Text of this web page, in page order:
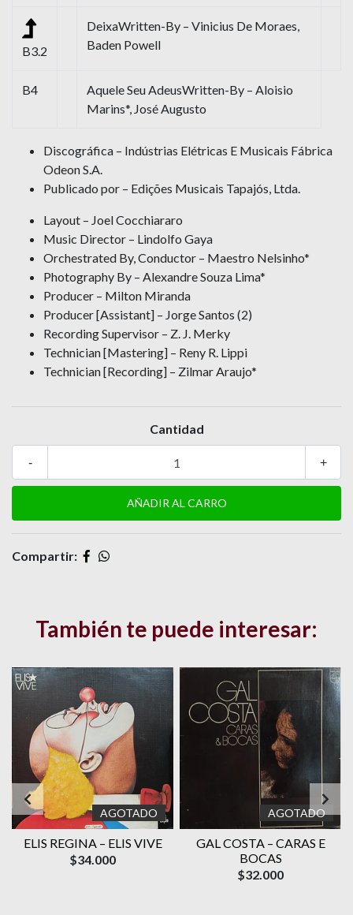
B3.2
DeixaWritten-By – Vinicius De Moraes,
Baden Powell
B4
Aquele Seu AdeusWritten-By – Aloisio
Marins*, José Augusto
Discográfica – Indústrias Elétricas E Musicais Fábrica
Odeon S.A.
Publicado por – Edições Musicais Tapajós, Ltda.
Layout – Joel Cocchiararo
Music Director – Lindolfo Gaya
Orchestrated By, Conductor – Maestro Nelsinho*
Photography By – Alexandre Souza Lima*
Producer – Milton Miranda
Producer [Assistant] – Jorge Santos (2)
Recording Supervisor – Z. J. Merky
Technician [Mastering] – Reny R. Lippi
Technician [Recording] – Zilmar Araujo*
Cantidad
+
-
Compartir:
También te puede interesar:
AGOTADO
ELIS REGINA – ELIS VIVE
$34.000
AGOTADO
GAL COSTA ‎– CARAS E
BOCAS
$32.000